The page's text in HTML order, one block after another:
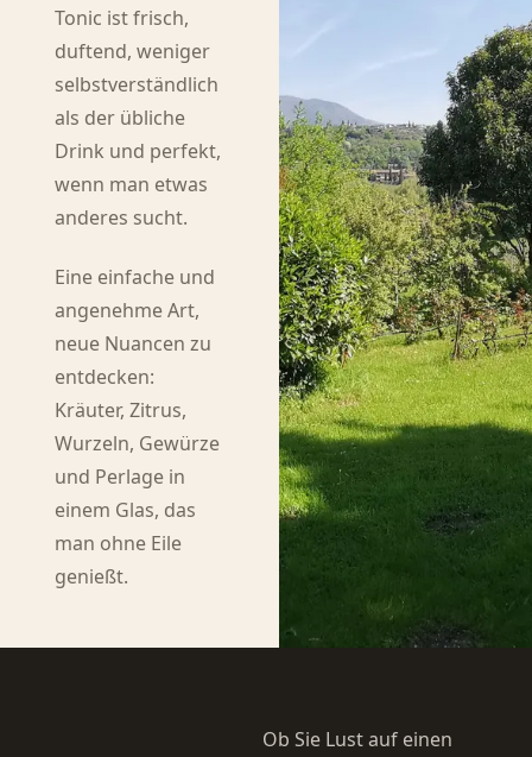
Tonic ist frisch,
duftend, weniger
selbstverständlich
als der übliche
Drink und perfekt,
wenn man etwas
anderes sucht.
Eine einfache und
angenehme Art,
neue Nuancen zu
entdecken:
Kräuter, Zitrus,
Wurzeln, Gewürze
und Perlage in
einem Glas, das
man ohne Eile
genießt.
Ob Sie Lust auf einen